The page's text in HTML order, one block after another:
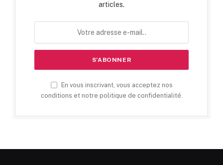
articles.
En vous inscrivant, vous acceptez nos
conditions et notre politique de confidentialité.